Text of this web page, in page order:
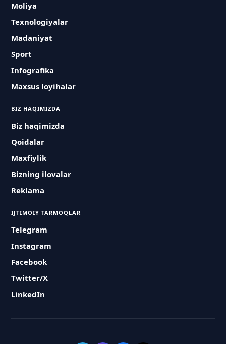
Moliya
Texnologiyalar
Madaniyat
Sport
Infografika
Maxsus loyihalar
BIZ HAQIMIZDA
Biz haqimizda
Qoidalar
Maxfiylik
Bizning ilovalar
Reklama
IJTIMOIY TARMOQLAR
Telegram
Instagram
Facebook
Twitter/X
LinkedIn